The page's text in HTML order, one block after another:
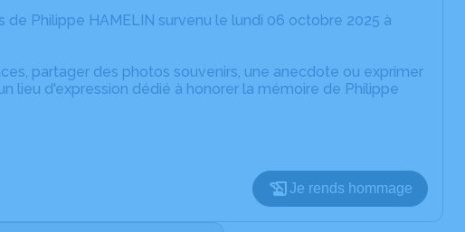
Philippe HAMELIN survenu le lundi 06 octobre 2025 à
partager des photos souvenirs, une anecdote ou exprimer
lieu d'expression dédié à honorer la mémoire de Philippe
Je rends hommage